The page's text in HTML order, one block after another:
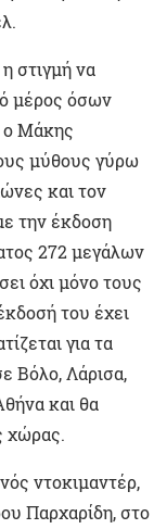
στιγμή να
μέρος όσων
ο Μάκης
μύθους γύρω
και τον
την έκδοση
272 μεγάλων
όχι μόνο τους
του έχει
για τα
Βόλο, Λάρισα,
και θα
χώρας.
ντοκιμαντέρ,
Παρχαρίδη, στο